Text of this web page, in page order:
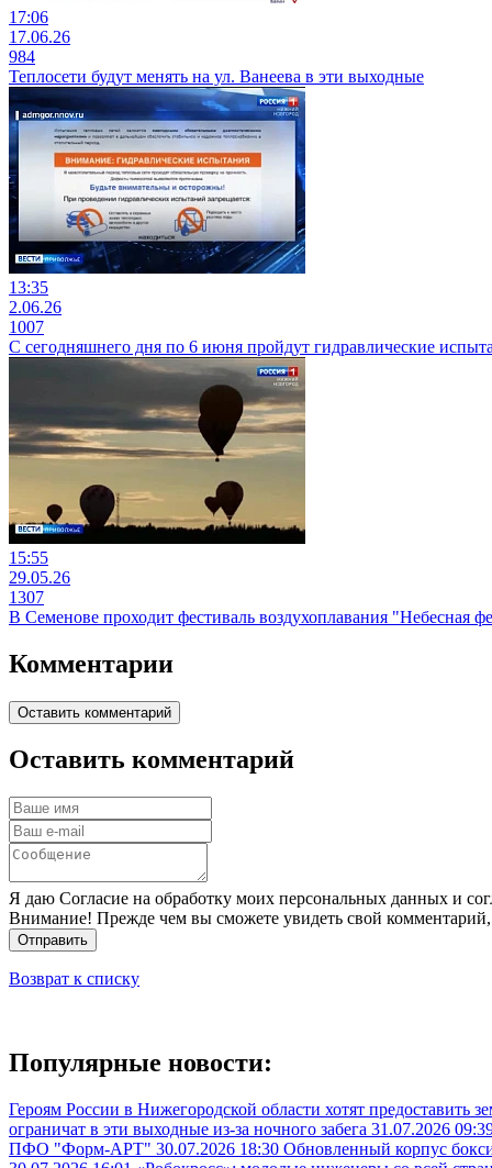
17:06
17.06.26
984
Теплосети будут менять на ул. Ванеева в эти выходные
13:35
2.06.26
1007
С сегодняшнего дня по 6 июня пройдут гидравлические
15:55
29.05.26
1307
В Семенове проходит фестиваль воздухоплавания "Небесная
Комментарии
Оставить комментарий
Оставить комментарий
Я даю Согласие на обработку моих персональных данных и
Внимание! Прежде чем вы сможете увидеть свой комментарий,
Отправить
Возврат к списку
Популярные новости:
Героям России в Нижегородской области хотят предоставить
ограничат в эти выходные из-за ночного забега 31.07.2026
ПФО "Форм-АРТ" 30.07.2026 18:30 Обновленный корпус